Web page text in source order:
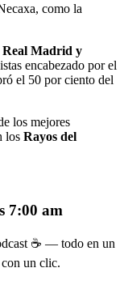
como la
Real Madrid y
encabezado por el
el 50 por ciento del
los mejores
los Rayos del
7:00 am
☕ — todo en un
un clic.